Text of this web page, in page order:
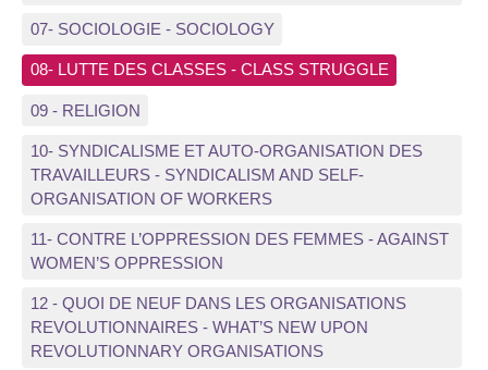
07- SOCIOLOGIE - SOCIOLOGY
08- LUTTE DES CLASSES - CLASS STRUGGLE
09 - RELIGION
10- SYNDICALISME ET AUTO-ORGANISATION DES
TRAVAILLEURS - SYNDICALISM AND SELF-
ORGANISATION OF WORKERS
11- CONTRE L’OPPRESSION DES FEMMES - AGAINST
WOMEN’S OPPRESSION
12 - QUOI DE NEUF DANS LES ORGANISATIONS
REVOLUTIONNAIRES - WHAT’S NEW UPON
REVOLUTIONNARY ORGANISATIONS